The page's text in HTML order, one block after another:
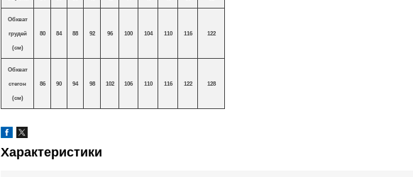
Обхват
грудей
(см)
80 84 88 92 96 100 104 110 116 122
Обхват
стегон
(см)
86 90 94 98 102 106 110 116 122 128
Характеристики